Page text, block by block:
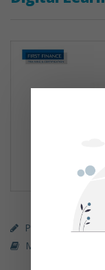
Parcours
Management / RH